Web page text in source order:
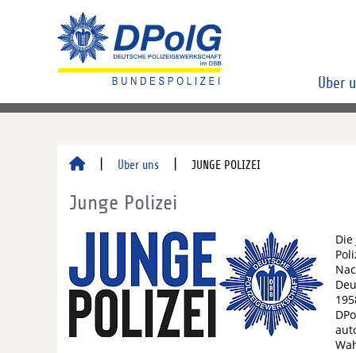
Über
Über uns JUNGE POLIZEI
Junge Polizei